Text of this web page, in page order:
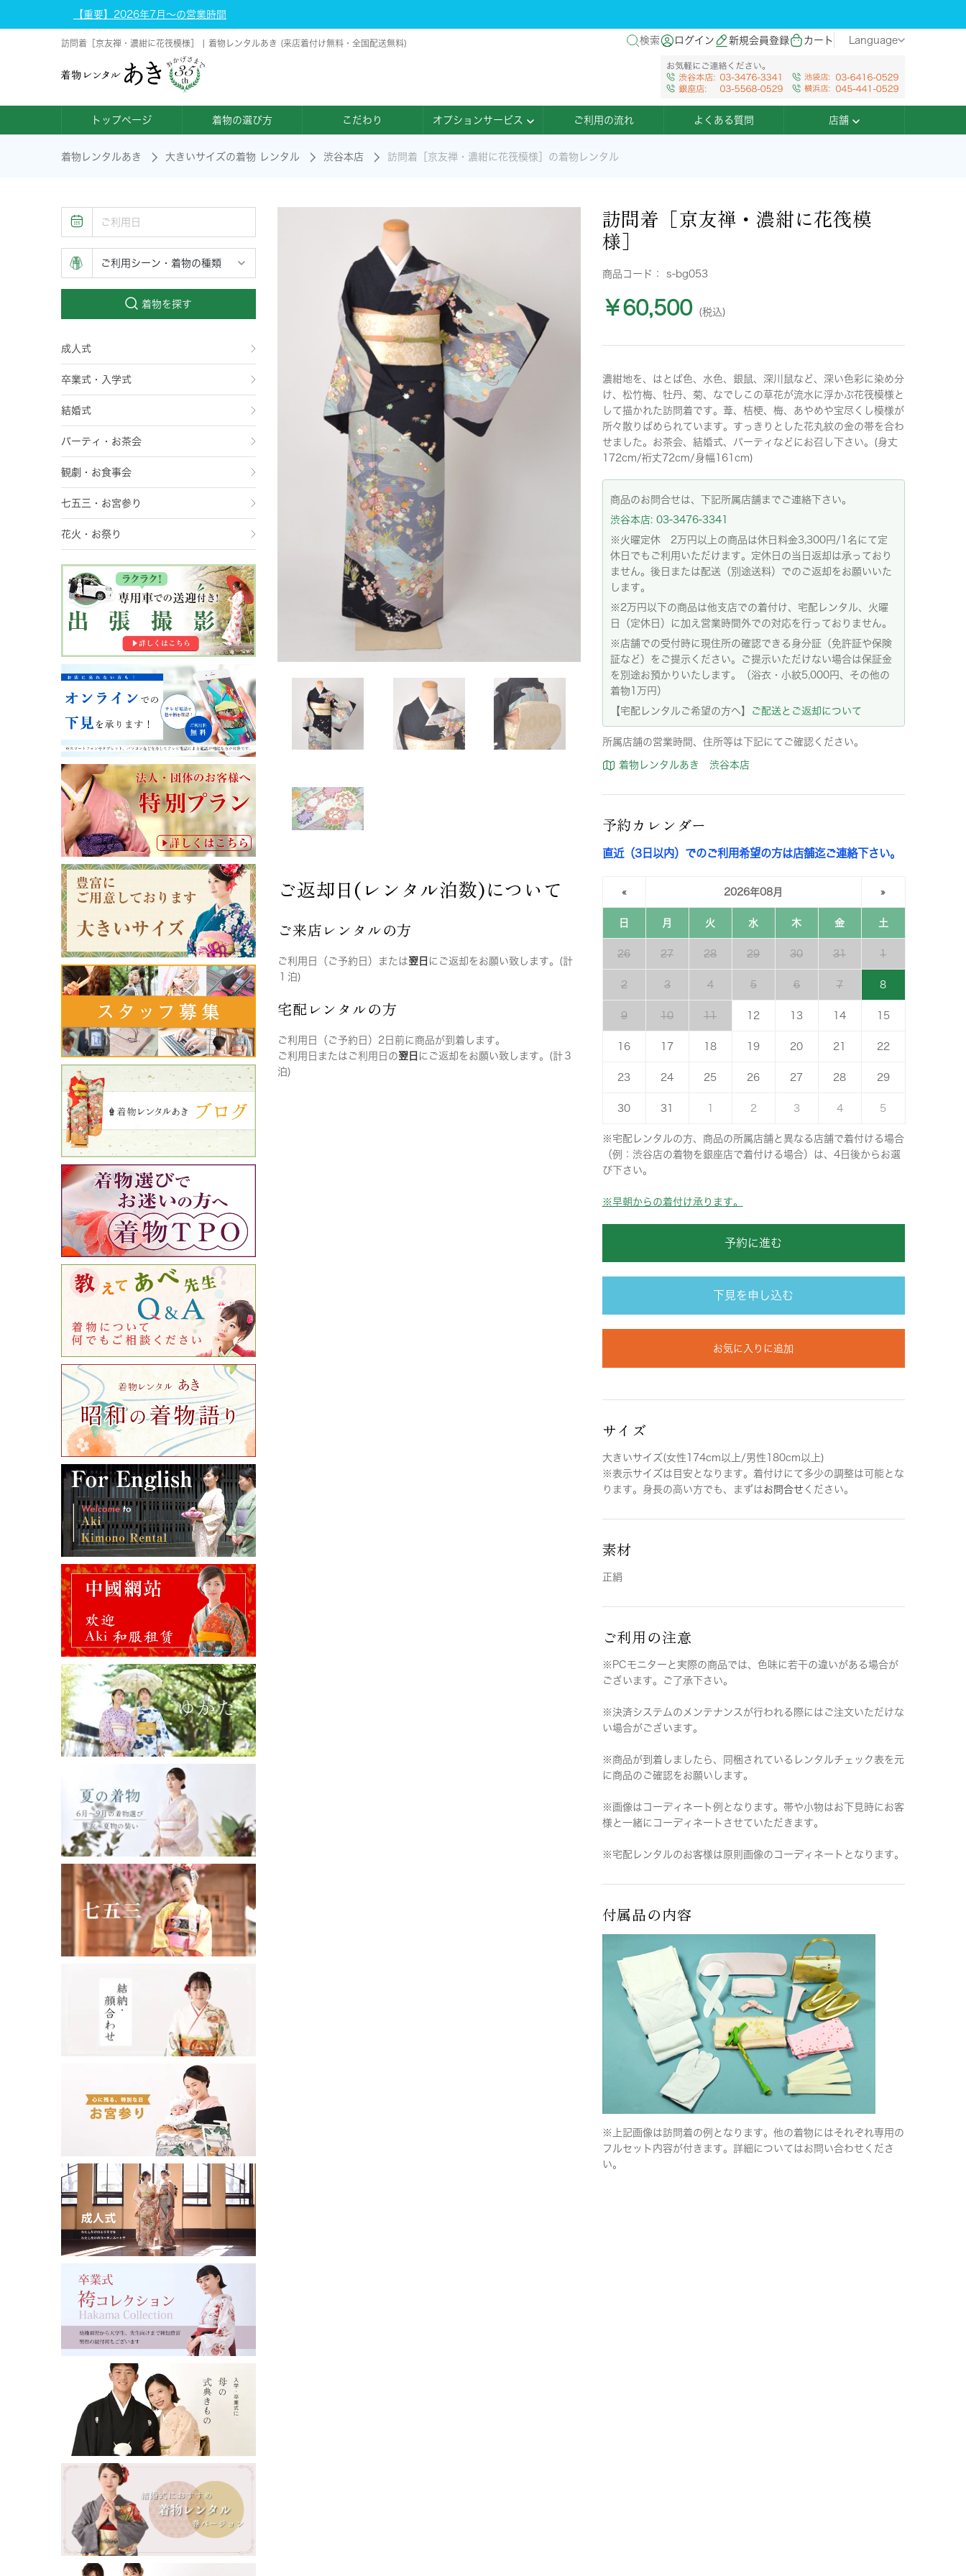
【重要】2026年7月～の営業時間
訪問着［京友禅・濃紺に花筏模様］ | 着物レンタルあき (来店着付け無料・全国配送無料) 検索 ログイン 新規会員登録 カート Language
トップページ 着物の選び方 こだわり オプションサービス ご利用の流れ よくある質問 店舗
着物レンタルあき 大きいサイズの着物 レンタル 渋谷本店 訪問着［京友禅・濃紺に花筏模様］の着物レンタル
着物を探す
成人式
卒業式・入学式
結婚式
パーティ・お茶会
観劇・お食事会
七五三・お宮参り
花火・お祭り
ご返却日(レンタル泊数)について
ご来店レンタルの方
ご利用日（ご予約日）または翌日 にご返却をお願い致します。(計
１泊)
宅配レンタルの方
ご利用日（ご予約日）2日前に商品が到着します。
ご利用日またはご利用日の翌日 にご返却をお願い致します。(計３
泊)
訪問着［京友禅・濃紺に花筏模
様］
商品コード： s-bg053
￥60,500 (税込)
濃紺地を、はとば色、水色、銀鼠、深川鼠など、深い色彩に染め分
け、松竹梅、牡丹、菊、なでしこの草花が流水に浮かぶ花筏模様と
して描かれた訪問着です。葦、桔梗、梅、あやめや宝尽くし模様が
所々散りばめられています。すっきりとした花丸紋の金の帯を合わ
せました。お茶会、結婚式、パーティなどにお召し下さい。(身丈
172cm/裄丈72cm/身幅161cm)
商品のお問合せは、下記所属店舗までご連絡下さい。
渋谷本店: 03-3476-3341
※火曜定休 2万円以上の商品は休日料金3,300円/1名にて定
休日でもご利用いただけます。定休日の当日返却は承っており
ません。後日または配送（別途送料）でのご返却をお願いいた
します。
※2万円以下の商品は他支店での着付け、宅配レンタル、火曜
日（定休日）に加え営業時間外での対応を行っておりません。
※店舗での受付時に現住所の確認できる身分証（免許証や保険
証など）をご提示ください。ご提示いただけない場合は保証金
を別途お預かりいたします。（浴衣・小紋5,000円、その他の
着物1万円）
【宅配レンタルご希望の方へ】
ご配送とご返却について
所属店舗の営業時間、住所等は下記にてご確認ください。
着物レンタルあき 渋谷本店
予約カレンダー
直近（3日以内）でのご利用希望の方は店舗迄ご連絡下さい。
« 2026年08月 »
日 月 火 水 木 金 土
26 27 28 29 30 31 1
2 3 4 5 6 7 8
9 10 11 12 13 14 15
16 17 18 19 20 21 22
23 24 25 26 27 28 29
30 31 2 3 4 5
※宅配レンタルの方、商品の所属店舗と異なる店舗で着付ける場合
（例：渋谷店の着物を銀座店で着付ける場合）は、4日後からお選
び下さい。
※早朝からの着付け承ります。
予約に進む
下見を申し込む
お気に入りに追加
サイズ
大きいサイズ(女性174cm以上/男性180cm以上)
※表示サイズは目安となります。着付けにて多少の調整は可能とな
ります。身長の高い方でも、まずはお問合せ ください。
素材
正絹
ご利用の注意
※PCモニターと実際の商品では、色味に若干の違いがある場合が
ございます。ご了承下さい。
※決済システムのメンテナンスが行われる際にはご注文いただけな
い場合がございます。
※商品が到着しましたら、同梱されているレンタルチェック表を元
に商品のご確認をお願いします。
※画像はコーディネート例となります。帯や小物はお下見時にお客
様と一緒にコーディネートさせていただきます。
※宅配レンタルのお客様は原則画像のコーディネートとなります。
付属品の内容
※上記画像は訪問着の例となります。他の着物にはそれぞれ専用の
フルセット内容が付きます。詳細についてはお問い合わせくださ
い。